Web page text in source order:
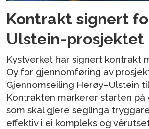
Kontrakt signert
Ulstein-prosjektet
Kystverket har signert kontrakt
Oy for gjennomføring av
Gjennomseiling Herøy–Ulstein
Kontrakten markerer starten på
som skal gjere seglinga
effektiv i ei kompleks og